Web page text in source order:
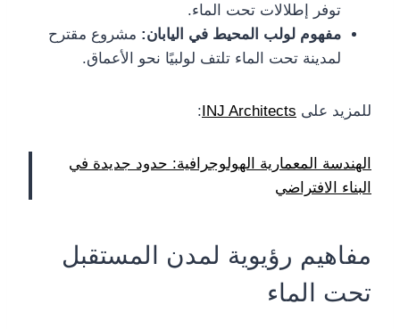
توفر إطلالات تحت الماء.
مفهوم لولب المحيط في اليابان: مشروع مقترح
لمدينة تحت الماء تلتف لولبيًا نحو الأعماق.
للمزيد على INJ Architects
:
الهندسة المعمارية الهولوجرافية: حدود جديدة في
البناء الافتراضي
مفاهيم رؤيوية لمدن المستقبل
تحت الماء